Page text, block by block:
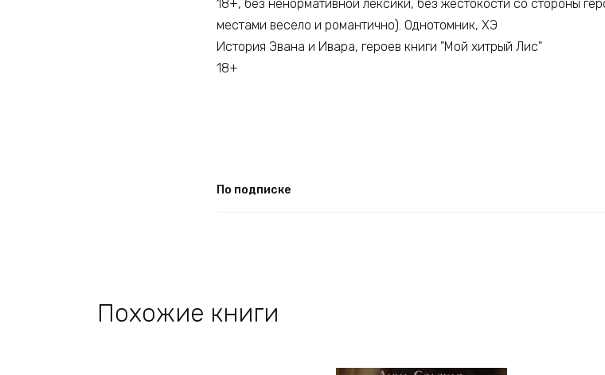
18+, без ненормативной лексики, без жестокости со стороны
местами весело и романтично). Однотомник, ХЭ
История Эвана и Ивара, героев книги "Мой хитрый Лис"
18+
По подписке
Похожие книги